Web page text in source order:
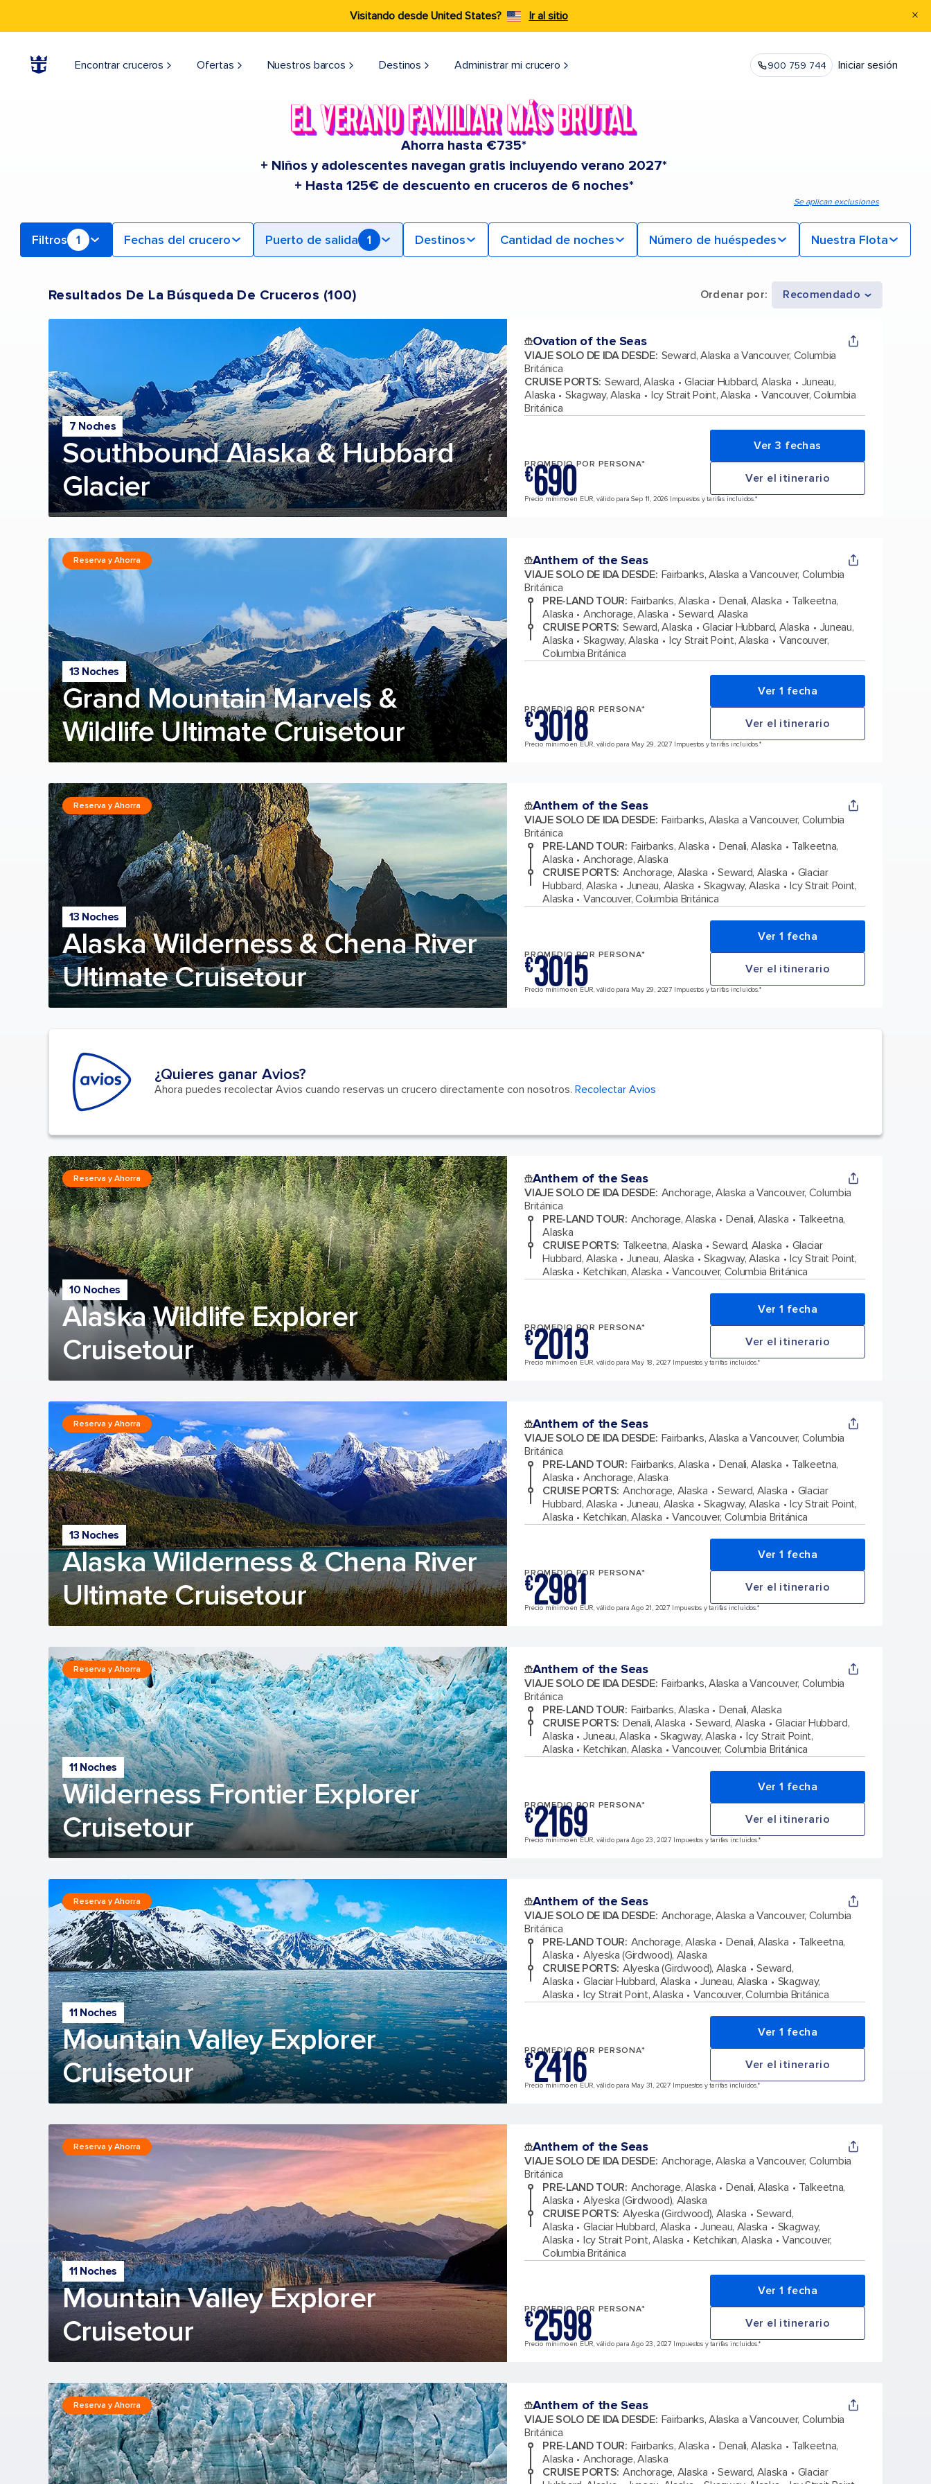
Visitando desde United States? Ir al sitio
Encontrar cruceros Ofertas Nuestros barcos Destinos Administrar mi crucero 900 759 744 Iniciar sesión
Ahorra hasta €735*
+ Niños y adolescentes navegan gratis incluyendo verano 2027*
+ Hasta 125€ de descuento en cruceros de 6 noches*
Se aplican exclusiones
Filtros 1 Fechas del crucero Puerto de salida 1 Destinos Cantidad de noches Número de huéspedes Nuestra Flota
Resultados De La Búsqueda De Cruceros (100) Ordenar por: Recomendado
7 Noches
Southbound Alaska & Hubbard
Glacier
Ovation of the Seas
VIAJE SOLO DE IDA DESDE: Seward, Alaska a Vancouver, Columbia
Británica
CRUISE PORTS: Seward, Alaska Glaciar Hubbard, Alaska
Juneau,
Alaska
Skagway, Alaska Icy Strait Point, Alaska
Vancouver, Columbia
Británica
PROMEDIO POR PERSONA*
€690
Ver 3 fechas
Ver el itinerario
Precio mínimo en EUR, válido para Sep 11, 2026 Impuestos y tarifas incluidos.*
13 Noches
Grand Mountain Marvels &
Wildlife Ultimate Cruisetour
Reserva y Ahorra Anthem of the Seas
VIAJE SOLO DE IDA DESDE: Fairbanks, Alaska a Vancouver, Columbia
Británica
PRE-LAND TOUR: Fairbanks, Alaska Denali, Alaska
Talkeetna,
Alaska
Anchorage, Alaska
Seward, Alaska
CRUISE PORTS: Seward, Alaska Glaciar Hubbard, Alaska
Juneau,
Alaska
Skagway, Alaska Icy Strait Point, Alaska
Vancouver,
Columbia Británica
PROMEDIO POR PERSONA*
€3018
Ver 1 fecha
Ver el itinerario
Precio mínimo en EUR, válido para May 29, 2027 Impuestos y tarifas incluidos.*
13 Noches
Alaska Wilderness & Chena River
Ultimate Cruisetour
Reserva y Ahorra Anthem of the Seas
VIAJE SOLO DE IDA DESDE: Fairbanks, Alaska a Vancouver, Columbia
Británica
PRE-LAND TOUR: Fairbanks, Alaska Denali, Alaska
Talkeetna,
Alaska
Anchorage, Alaska
CRUISE PORTS: Anchorage, Alaska Seward, Alaska
Glaciar
Hubbard, Alaska
Juneau, Alaska Skagway, Alaska
Icy Strait Point,
Alaska
Vancouver, Columbia Británica
PROMEDIO POR PERSONA*
€3015
Ver 1 fecha
Ver el itinerario
Precio mínimo en EUR, válido para May 29, 2027 Impuestos y tarifas incluidos.*
¿Quieres ganar Avios?
Ahora puedes recolectar Avios cuando reservas un crucero directamente con nosotros. Recolectar Avios
10 Noches
Alaska Wildlife Explorer
Cruisetour
Reserva y Ahorra Anthem of the Seas
VIAJE SOLO DE IDA DESDE: Anchorage, Alaska a Vancouver, Columbia
Británica
PRE-LAND TOUR: Anchorage, Alaska Denali, Alaska
Talkeetna,
Alaska
CRUISE PORTS: Talkeetna, Alaska Seward, Alaska
Glaciar
Hubbard, Alaska
Juneau, Alaska Skagway, Alaska
Icy Strait Point,
Alaska
Ketchikan, Alaska Vancouver, Columbia Británica
PROMEDIO POR PERSONA*
€2013
Ver 1 fecha
Ver el itinerario
Precio mínimo en EUR, válido para May 18, 2027 Impuestos y tarifas incluidos.*
13 Noches
Alaska Wilderness & Chena River
Ultimate Cruisetour
Reserva y Ahorra Anthem of the Seas
VIAJE SOLO DE IDA DESDE: Fairbanks, Alaska a Vancouver, Columbia
Británica
PRE-LAND TOUR: Fairbanks, Alaska Denali, Alaska
Talkeetna,
Alaska
Anchorage, Alaska
CRUISE PORTS: Anchorage, Alaska Seward, Alaska
Glaciar
Hubbard, Alaska
Juneau, Alaska Skagway, Alaska
Icy Strait Point,
Alaska
Ketchikan, Alaska Vancouver, Columbia Británica
PROMEDIO POR PERSONA*
€2981
Ver 1 fecha
Ver el itinerario
Precio mínimo en EUR, válido para Ago 21, 2027 Impuestos y tarifas incluidos.*
11 Noches
Wilderness Frontier Explorer
Cruisetour
Reserva y Ahorra Anthem of the Seas
VIAJE SOLO DE IDA DESDE: Fairbanks, Alaska a Vancouver, Columbia
Británica
PRE-LAND TOUR: Fairbanks, Alaska
Denali, Alaska
CRUISE PORTS: Denali, Alaska Seward, Alaska
Glaciar Hubbard,
Alaska
Juneau, Alaska Skagway, Alaska
Icy Strait Point,
Alaska
Ketchikan, Alaska Vancouver, Columbia Británica
PROMEDIO POR PERSONA*
€2169
Ver 1 fecha
Ver el itinerario
Precio mínimo en EUR, válido para Ago 23, 2027 Impuestos y tarifas incluidos.*
11 Noches
Mountain Valley Explorer
Cruisetour
Reserva y Ahorra Anthem of the Seas
VIAJE SOLO DE IDA DESDE: Anchorage, Alaska a Vancouver, Columbia
Británica
PRE-LAND TOUR: Anchorage, Alaska Denali, Alaska
Talkeetna,
Alaska
Alyeska (Girdwood), Alaska
CRUISE PORTS: Alyeska (Girdwood), Alaska
Seward,
Alaska
Glaciar Hubbard, Alaska Juneau, Alaska
Skagway,
Alaska
Icy Strait Point, Alaska Vancouver, Columbia Británica
PROMEDIO POR PERSONA*
€2416
Ver 1 fecha
Ver el itinerario
Precio mínimo en EUR, válido para May 31, 2027 Impuestos y tarifas incluidos.*
11 Noches
Mountain Valley Explorer
Cruisetour
Reserva y Ahorra Anthem of the Seas
VIAJE SOLO DE IDA DESDE: Anchorage, Alaska a Vancouver, Columbia
Británica
PRE-LAND TOUR: Anchorage, Alaska Denali, Alaska
Talkeetna,
Alaska
Alyeska (Girdwood), Alaska
CRUISE PORTS: Alyeska (Girdwood), Alaska
Seward,
Alaska
Glaciar Hubbard, Alaska Juneau, Alaska
Skagway,
Alaska
Icy Strait Point, Alaska Ketchikan, Alaska
Vancouver,
Columbia Británica
PROMEDIO POR PERSONA*
€2598
Ver 1 fecha
Ver el itinerario
Precio mínimo en EUR, válido para Ago 23, 2027 Impuestos y tarifas incluidos.*
Reserva y Ahorra Anthem of the Seas
VIAJE SOLO DE IDA DESDE: Fairbanks, Alaska a Vancouver, Columbia
Británica
PRE-LAND TOUR: Fairbanks, Alaska Denali, Alaska
Talkeetna,
Alaska
Anchorage, Alaska
CRUISE PORTS: Anchorage, Alaska Seward, Alaska
Glaciar